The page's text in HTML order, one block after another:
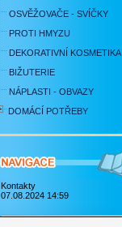
OSVĚŽOVAČE - SVÍČKY
PROTI HMYZU
DEKORATIVNÍ KOSMETIKA
BIŽUTERIE
NÁPLASTI - OBVAZY
DOMÁCÍ POTŘEBY
Kontakty
07.08.2024 14:59